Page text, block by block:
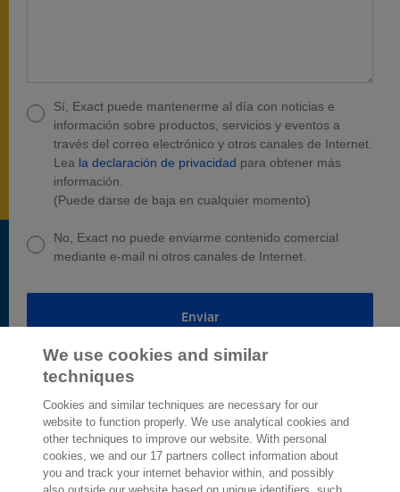
Sí, Exact puede mantenerme al día con noticias e
información sobre productos, servicios y eventos a
través del correo electrónico y otros canales de Internet.
Lea la declaración de privacidad para obtener más
información.
(Puede darse de baja en cualquier momento)
No, Exact no puede enviarme contenido comercial
mediante e-mail ni otros canales de Internet.
Enviar
2.000 especialistasdispuestos a
ayudarte
We use cookies and similar
techniques
Cookies and similar techniques are necessary for our
website to function properly. We use analytical cookies and
other techniques to improve our website. With personal
cookies, we and our 17 partners collect information about
you and track your internet behavior within, and possibly